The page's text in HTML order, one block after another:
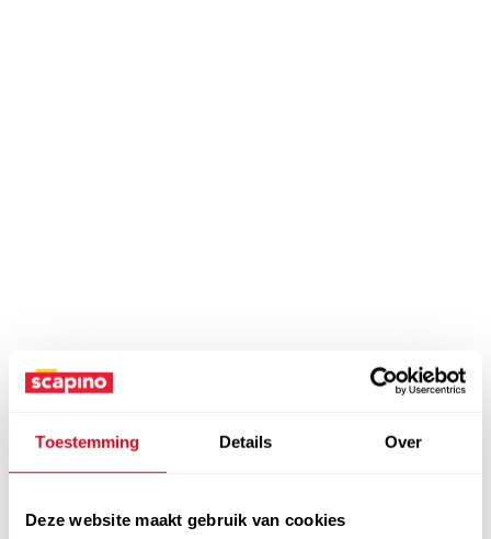
Toestemming Details Over
Deze website maakt gebruik van cookies